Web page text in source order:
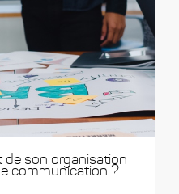
de son organisation
communication ?